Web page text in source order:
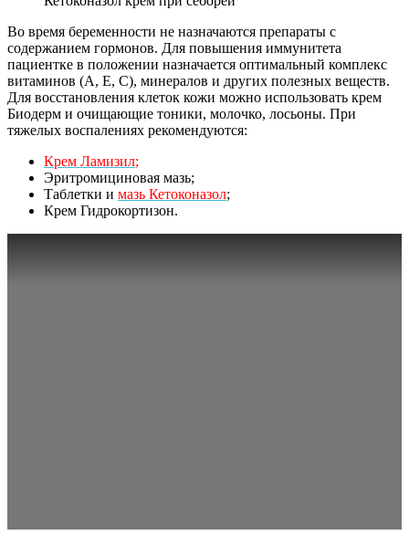
Во время беременности не назначаются препараты с
содержанием гормонов. Для повышения иммунитета
пациентке в положении назначается оптимальный комплекс
витаминов (А, Е, С), минералов и других полезных веществ.
Для восстановления клеток кожи можно использовать крем
Биодерм и очищающие тоники, молочко, лосьоны. При
тяжелых воспалениях рекомендуются:
Крем Ламизил;
Эритромициновая мазь;
Таблетки и мазь Кетоконазол;
Крем Гидрокортизон.